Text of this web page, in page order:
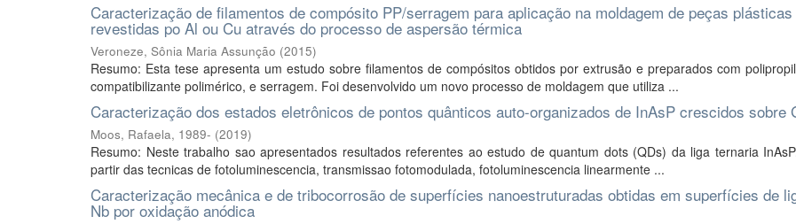
Caracterização de filamentos de compósito PP/serragem para aplicação na moldagem de peças plásticas
revestidas po Al ou Cu através do processo de aspersão térmica
Veroneze, Sônia Maria Assunção (2015)
Resumo: Esta tese apresenta um estudo sobre filamentos de compósitos obtidos por extrusão e preparados com
compatibilizante polimérico, e serragem. Foi desenvolvido um novo processo de moldagem que utiliza ...
Caracterização dos estados eletrônicos de pontos quânticos auto-organizados de InAsP crescidos sobre
Moos, Rafaela, 1989- (2019)
Resumo: Neste trabalho sao apresentados resultados referentes ao estudo de quantum dots (QDs) da liga ternaria
partir das tecnicas de fotoluminescencia, transmissao fotomodulada, fotoluminescencia linearmente ...
Caracterização mecânica e de tribocorrosão de superfícies nanoestruturadas obtidas em superfícies de
Nb por oxidação anódica